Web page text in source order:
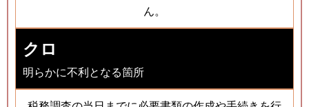
ん。
クロ
明らかに不利となる箇所